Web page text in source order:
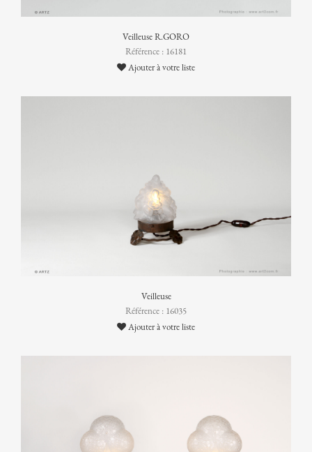
Veilleuse R.GORO
Référence : 16181
Ajouter à votre liste
Veilleuse
Référence : 16035
Ajouter à votre liste